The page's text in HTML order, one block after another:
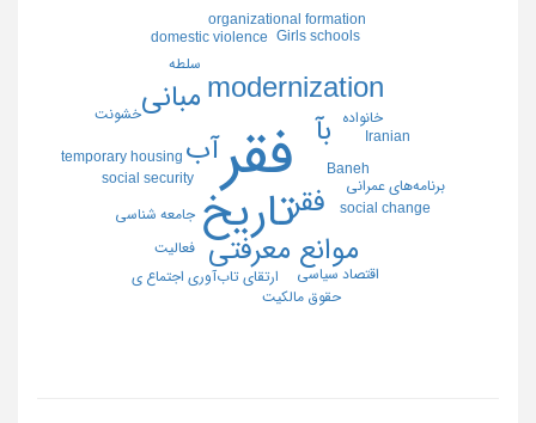
فقر
تاریخ
modernization
موانع معرفتی
آب
بآ
فقر
مبانی
Baneh
domestic violence Girls schools
Iranian
organizational formation
social change
social security
temporary housing
جامعه شناسی
سلطه
ارتقای تاب‌آوری اجتماع ی اقتصاد سیاسی
برنامه‌های عمرانی
حقوق مالکیت
خانواده خشونت
فعالیت